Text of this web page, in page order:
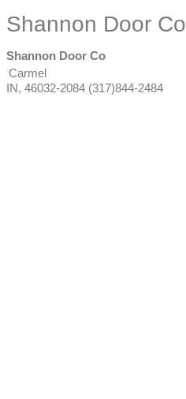
Shannon Door Co
Shannon Door Co
Carmel
IN, 46032-2084 (317)844-2484